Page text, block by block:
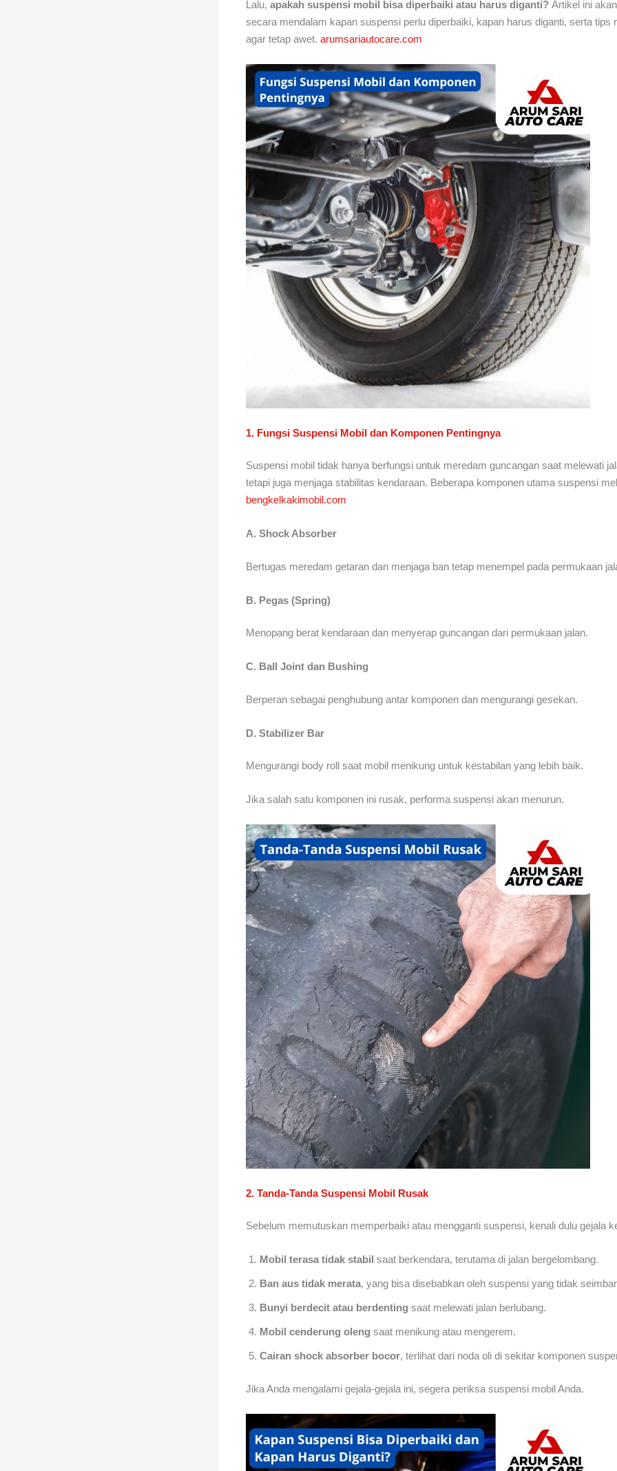
Lalu, apakah suspensi mobil bisa diperbaiki atau harus diganti? Artikel ini
secara mendalam kapan suspensi perlu diperbaiki, kapan harus diganti, serta tips
agar tetap awet. arumsariautocare.com
1. Fungsi Suspensi Mobil dan Komponen Pentingnya
Suspensi mobil tidak hanya berfungsi untuk meredam guncangan saat melewati
tetapi juga menjaga stabilitas kendaraan. Beberapa komponen utama suspensi
bengkelkakimobil.com
A. Shock Absorber
Bertugas meredam getaran dan menjaga ban tetap menempel pada permukaan
B. Pegas (Spring)
Menopang berat kendaraan dan menyerap guncangan dari permukaan jalan.
C. Ball Joint dan Bushing
Berperan sebagai penghubung antar komponen dan mengurangi gesekan.
D. Stabilizer Bar
Mengurangi body roll saat mobil menikung untuk kestabilan yang lebih baik.
Jika salah satu komponen ini rusak, performa suspensi akan menurun.
2. Tanda-Tanda Suspensi Mobil Rusak
Sebelum memutuskan memperbaiki atau mengganti suspensi, kenali dulu gejala
Mobil terasa tidak stabil saat berkendara, terutama di jalan bergelombang.
Ban aus tidak merata, yang bisa disebabkan oleh suspensi yang tidak
Bunyi berdecit atau berdenting saat melewati jalan berlubang.
Mobil cenderung oleng saat menikung atau mengerem.
Cairan shock absorber bocor, terlihat dari noda oli di sekitar komponen
Jika Anda mengalami gejala-gejala ini, segera periksa suspensi mobil Anda.